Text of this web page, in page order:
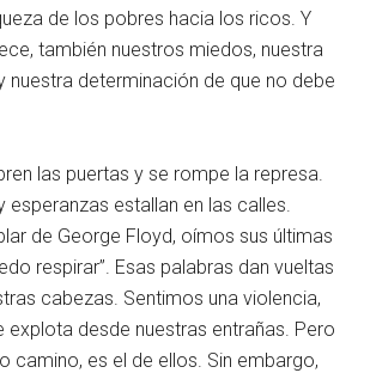
de los pobres hacia los ricos. Y
también nuestros miedos, nuestra
nuestra determinación de que no debe
las puertas y se rompe la represa.
esperanzas estallan en las calles.
de George Floyd, oímos sus últimas
respirar
. Esas palabras dan vueltas
cabezas. Sentimos una violencia,
explota desde nuestras entrañas. Pero
camino, es el de ellos. Sin embargo,